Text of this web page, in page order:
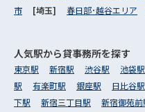
市
[埼玉] 春日部･越谷エリア
人気駅から貸事務所を探す
東京駅 新宿駅 渋谷駅 池袋駅
駅
有楽町駅 銀座駅 日比谷駅
下駅
新宿三丁目駅 新宿御苑前